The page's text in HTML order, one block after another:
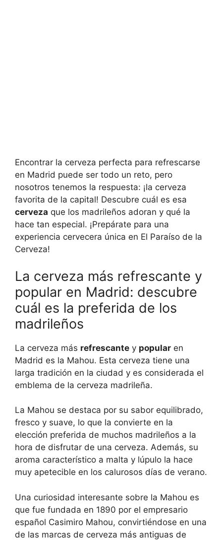
Encontrar la cerveza perfecta para refrescarse
en Madrid puede ser todo un reto, pero
nosotros tenemos la respuesta: ¡la cerveza
favorita de la capital! Descubre cuál es esa
cerveza que los madrileños adoran y qué la
hace tan especial. ¡Prepárate para una
experiencia cervecera única en El Paraíso de la
Cerveza!
La cerveza más refrescante y
popular en Madrid: descubre
cuál es la preferida de los
madrileños
La cerveza más refrescante y popular en
Madrid es la Mahou. Esta cerveza tiene una
larga tradición en la ciudad y es considerada el
emblema de la cerveza madrileña.
La Mahou se destaca por su sabor equilibrado,
fresco y suave, lo que la convierte en la
elección preferida de muchos madrileños a la
hora de disfrutar de una cerveza. Además, su
aroma característico a malta y lúpulo la hace
muy apetecible en los calurosos días de verano.
Una curiosidad interesante sobre la Mahou es
que fue fundada en 1890 por el empresario
español Casimiro Mahou, convirtiéndose en una
de las marcas de cerveza más antiguas de